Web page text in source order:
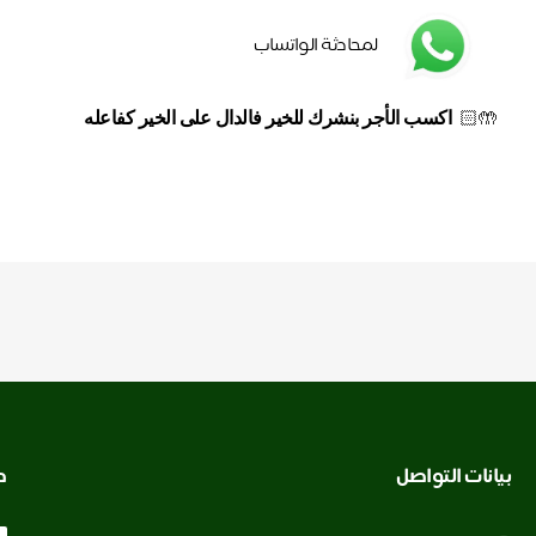
لمحادثة الواتساب
🤲🏻 اكسب الأجر بنشرك للخير فالدال على الخير كفاعله
بيانات التواصل